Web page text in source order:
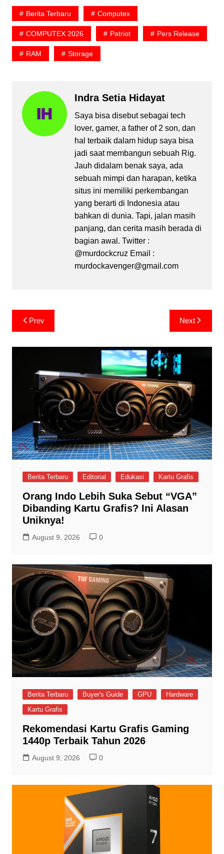
Berita Terbaru Computex
COMPUTEX 2026 Patriot Pers Release
RAM Storage
Indra Setia Hidayat
Saya bisa disebut sebagai tech
lover, gamer, a father of 2 son, dan
hal terbaik dalam hidup saya bisa
jadi saat membangun sebuah Rig.
Jauh didalam benak saya, ada
sebuah mimpi dan harapan, ketika
situs ini memiliki perkembangan
yang berarti di Indonesia atau
bahkan di dunia. Tapi, jalan masih
panjang, dan cerita masih berada di
bagian awal. Twitter :
@murdockcruz Email :
murdockavenger@gmail.com
Post
navigation
Prev Next
Berita Terbaru Editorial Edukasi Kartu Grafis
Orang Indo Lebih Suka Sebut “VGA”
Dibanding Kartu Grafis? Ini Alasan
Uniknya!
August 9, 2026 0
Berita Terbaru Buyer's Guide GPU
Hardware
Kartu Grafis
Rekomendasi Kartu Grafis Gaming
1440p Terbaik Tahun 2026
August 9, 2026 0